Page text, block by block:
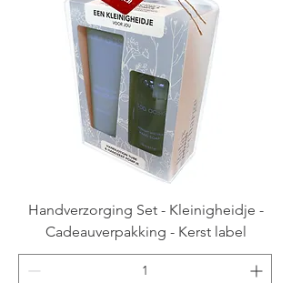
Handverzorging Set - Kleinigheidje -
Cadeauverpakking - Kerst label